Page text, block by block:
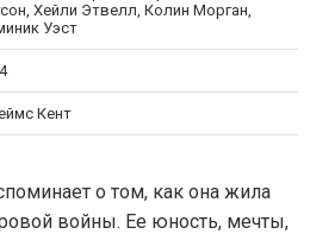
Хейли Этвелл, Колин Морган,
Уэст
Кент
о том, как она жила
войны. Ее юность, мечты,